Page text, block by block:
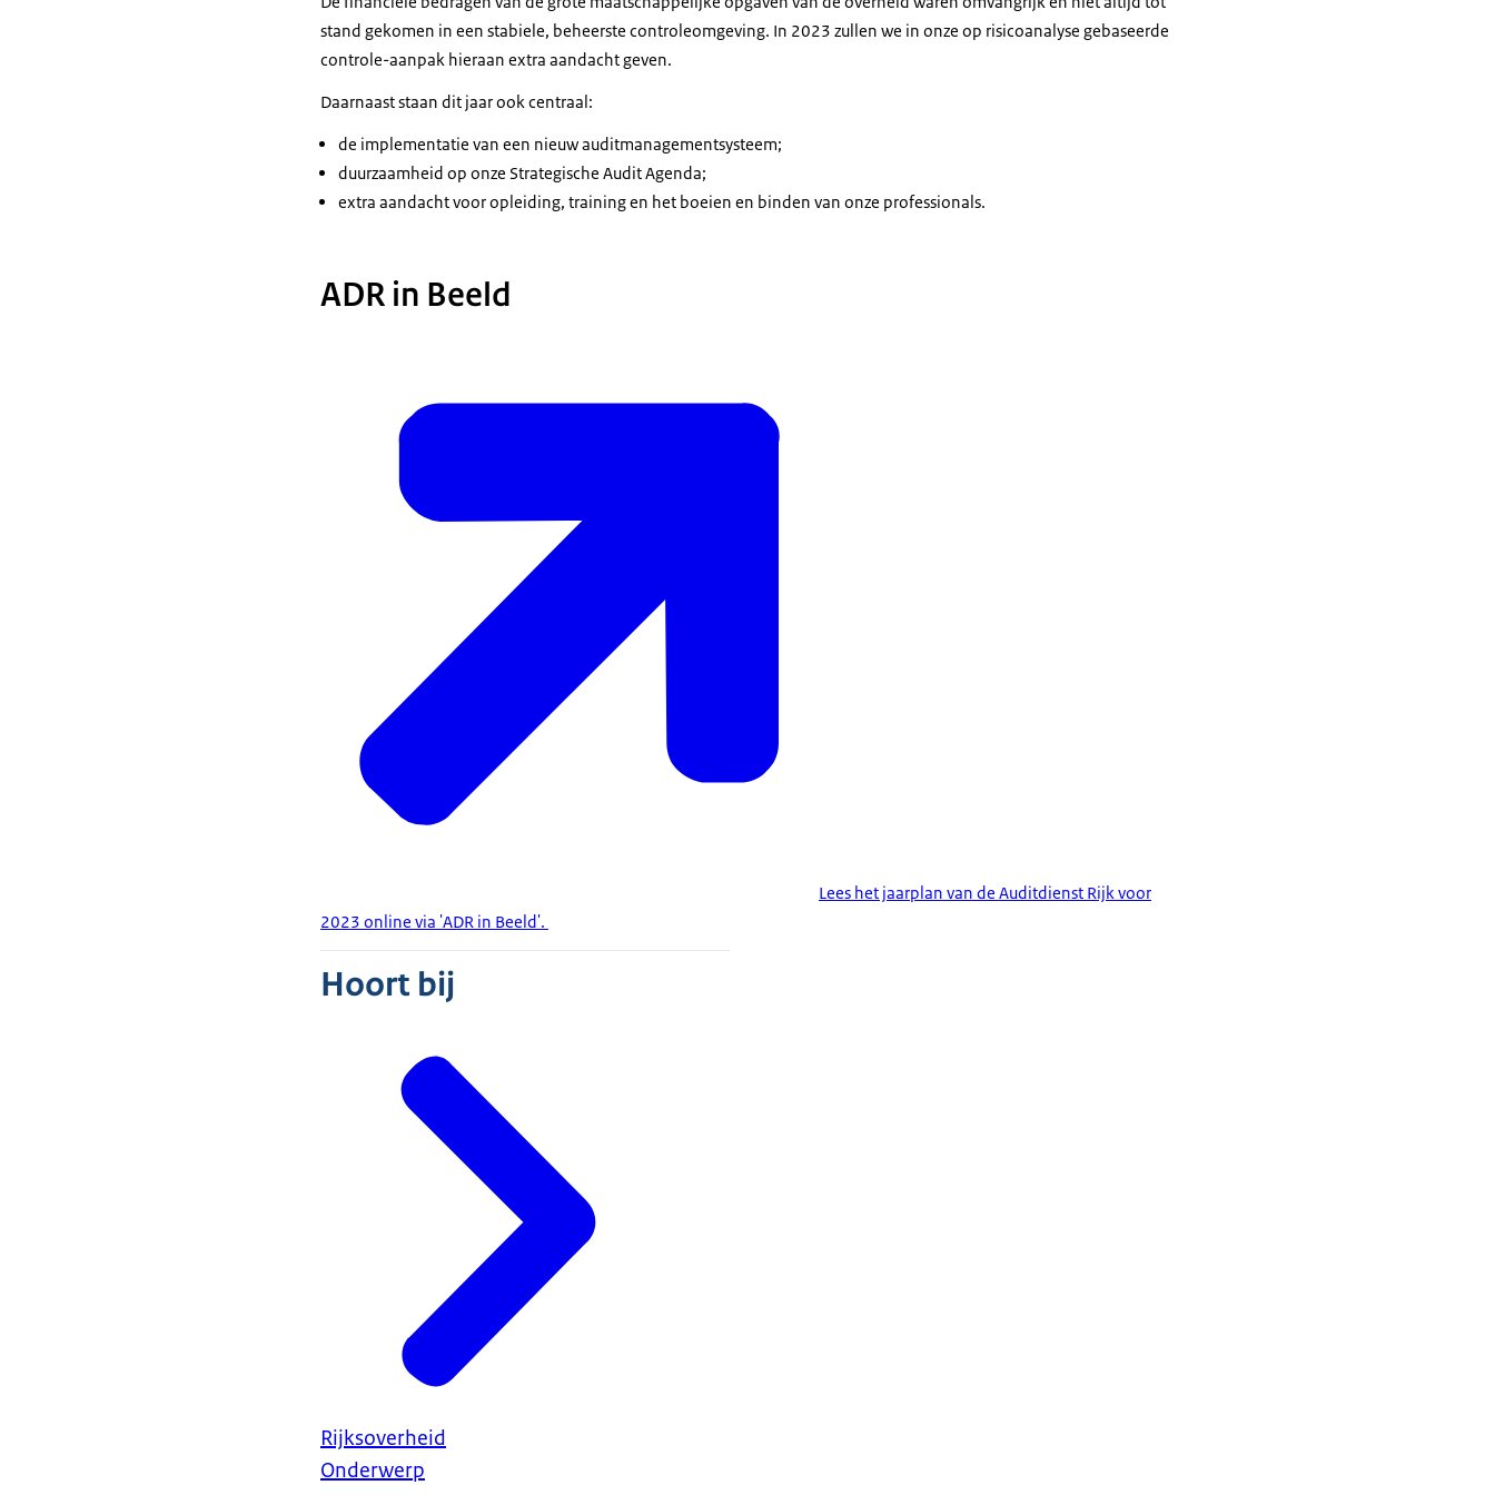
stand gekomen in een stabiele, beheerste controleomgeving. In 2023 zullen we in onze op risicoanalyse gebaseerde
controle-aanpak hieraan extra aandacht geven.
Daarnaast staan dit jaar ook centraal:
de implementatie van een nieuw auditmanagementsysteem;
duurzaamheid op onze Strategische Audit Agenda;
extra aandacht voor opleiding, training en het boeien en binden van onze professionals.
ADR in Beeld
Lees het jaarplan van de Auditdienst Rijk voor
2023 online via 'ADR in Beeld'.
Hoort bij
Rijksoverheid
Onderwerp